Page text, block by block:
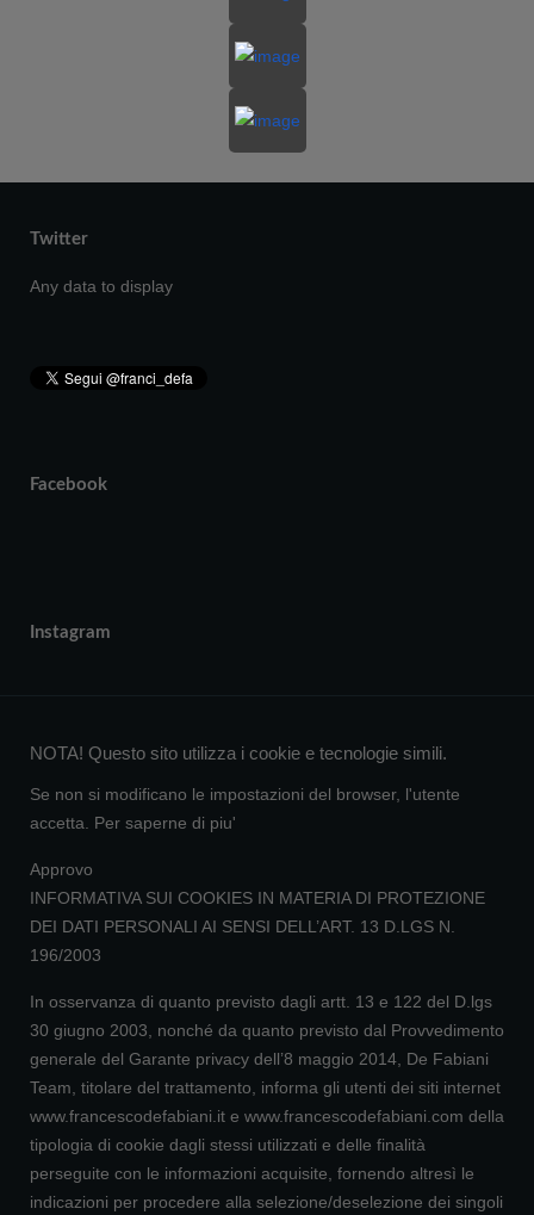
Twitter
Any data to display
Facebook
Instagram
NOTA! Questo sito utilizza i cookie e tecnologie simili.
Se non si modificano le impostazioni del browser, l'utente
accetta. Per saperne di piu'
Approvo
INFORMATIVA SUI COOKIES IN MATERIA DI PROTEZIONE
DEI DATI PERSONALI AI SENSI DELL’ART. 13 D.LGS N.
196/2003
In osservanza di quanto previsto dagli artt. 13 e 122 del D.lgs
30 giugno 2003, nonché da quanto previsto dal Provvedimento
generale del Garante privacy dell’8 maggio 2014, De Fabiani
Team, titolare del trattamento, informa gli utenti dei siti internet
www.francescodefabiani.it e www.francescodefabiani.com della
tipologia di cookie dagli stessi utilizzati e delle finalità
perseguite con le informazioni acquisite, fornendo altresì le
indicazioni per procedere alla selezione/deselezione dei singoli